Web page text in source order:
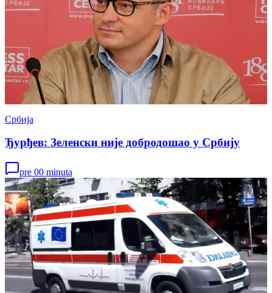
Србија
Ђурђев: Зеленски није добродошао у Србију
pre 00 minuta